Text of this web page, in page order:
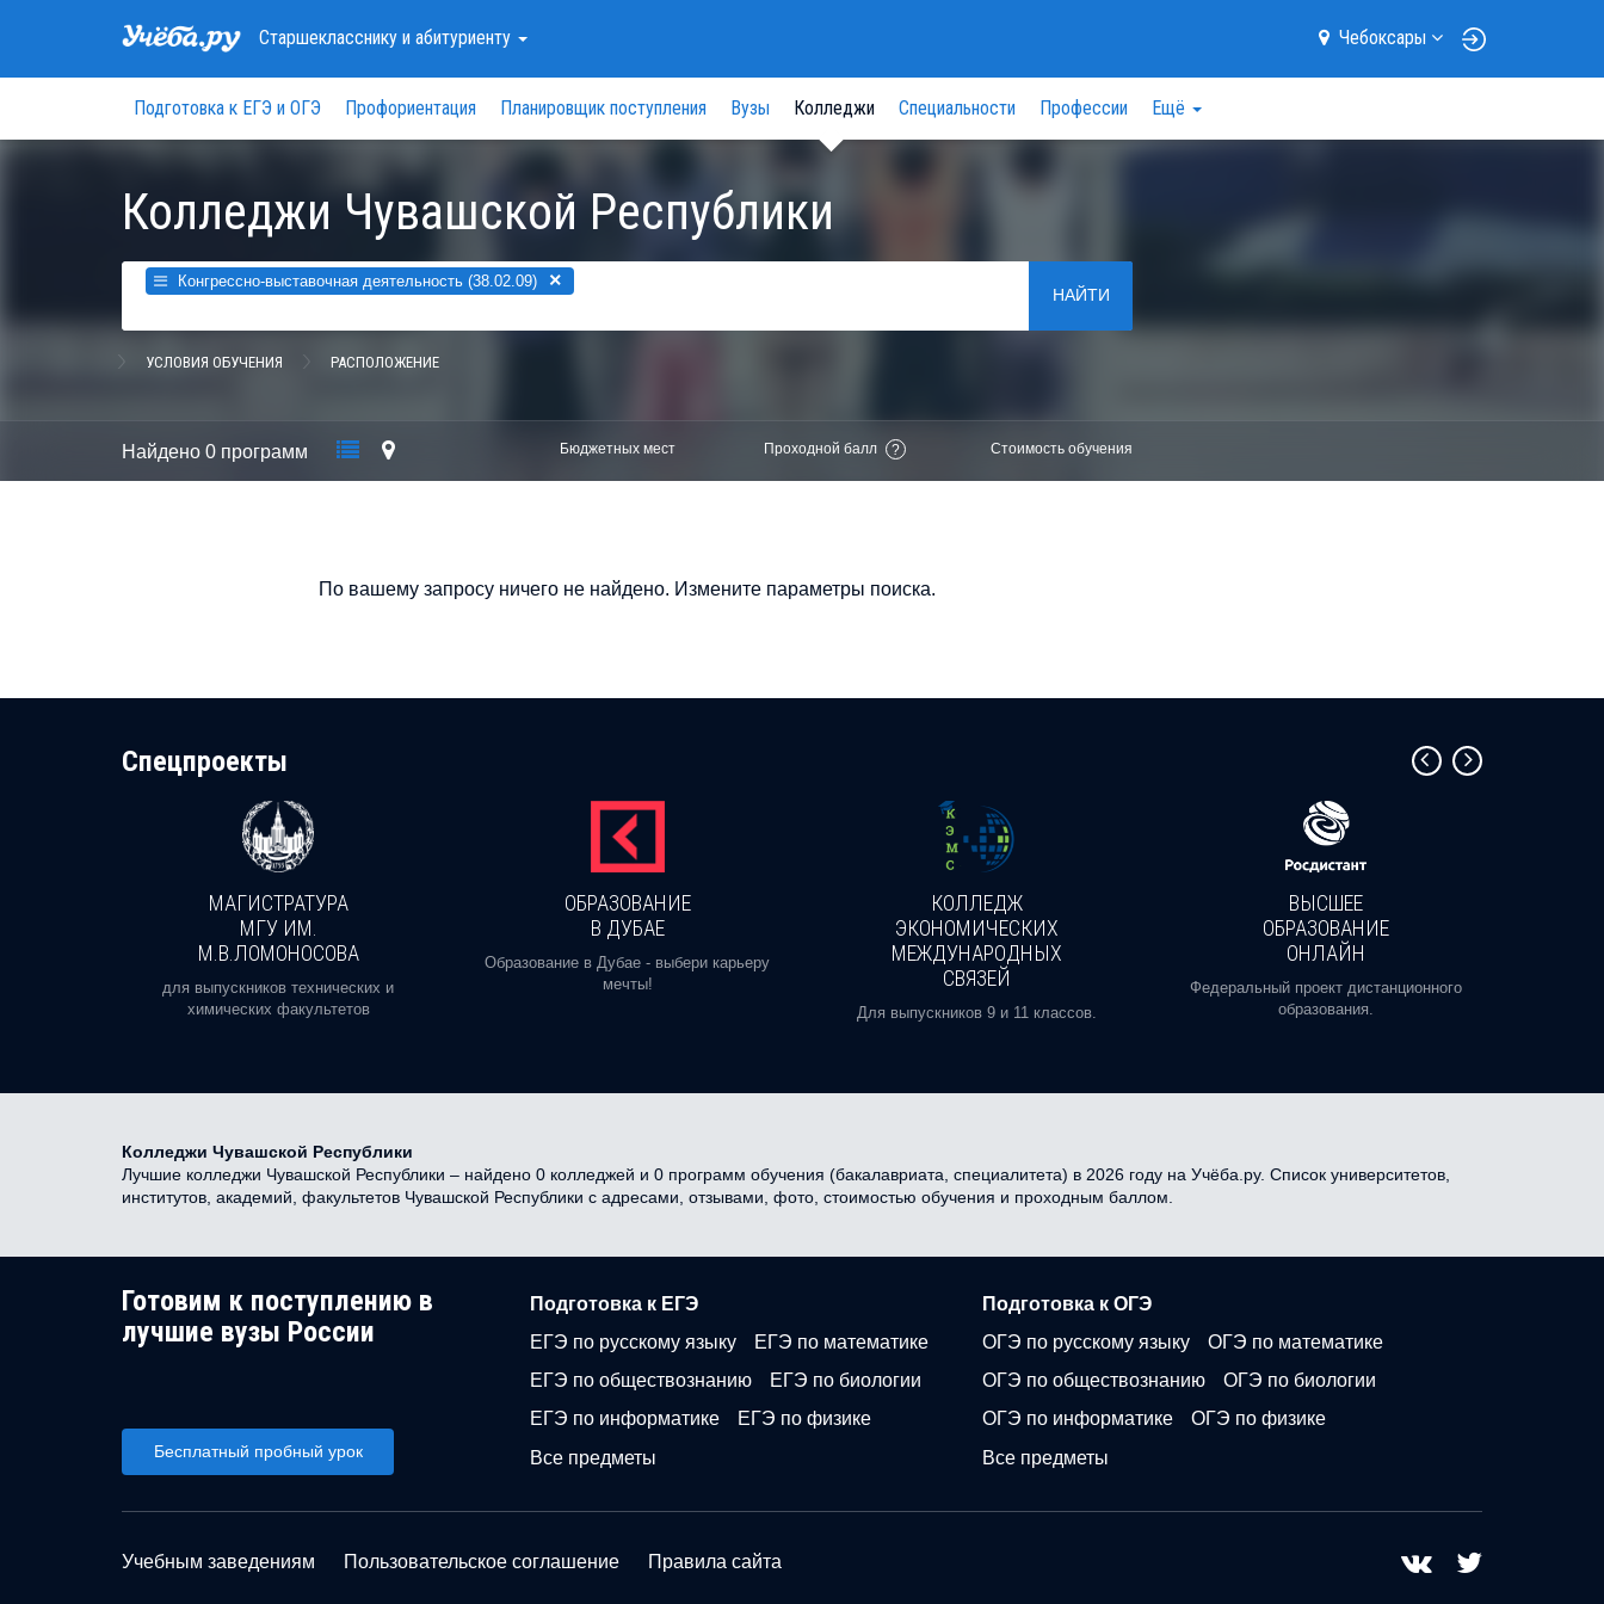
Старшеклассникуи абитуриенту Чебоксары
Подготовка к ЕГЭ и ОГЭ Профориентация Планировщик поступления Вузы Колледжи Специальности Профессии Ещё
Колледжи Чувашской Республики
Конгрессно-выставочная деятельность (38.02.09) ×
НАЙТИ
УСЛОВИЯ ОБУЧЕНИЯ РАСПОЛОЖЕНИЕ
Найдено 0 программ Бюджетных мест Проходной балл ? Стоимость обучения
По вашему запросу ничего не найдено. Измените параметры поиска.
Cпецпроекты
МАГИСТРАТУРА
МГУ ИМ.
М.В.ЛОМОНОСОВА
для выпускников технических и
химических факультетов
ОБРАЗОВАНИЕ
В ДУБАЕ
Образование в Дубае - выбери карьеру
мечты!
КОЛЛЕДЖ
ЭКОНОМИЧЕСКИХ
МЕЖДУНАРОДНЫХ
СВЯЗЕЙ
Для выпускников 9 и 11 классов.
ВЫСШЕЕ
ОБРАЗОВАНИЕ
ОНЛАЙН
Федеральный проект дистанционного
образования.
Колледжи Чувашской Республики
Лучшие колледжи Чувашской Республики – найдено 0 колледжей и 0 программ обучения (бакалавриата, специалитета) в 2026 году на Учёба.ру. Список университетов,
институтов, академий, факультетов Чувашской Республики с адресами, отзывами, фото, стоимостью обучения и проходным баллом.
Готовим к поступлению в
лучшие вузы России
Бесплатный пробный урок
Подготовка к ЕГЭ
ЕГЭ по русскому языку
ЕГЭ по математике
ЕГЭ по обществознанию
ЕГЭ по биологии
ЕГЭ по информатике
ЕГЭ по физике
Все предметы
Подготовка к ОГЭ
ОГЭ по русскому языку
ОГЭ по математике
ОГЭ по обществознанию
ОГЭ по биологии
ОГЭ по информатике
ОГЭ по физике
Все предметы
Учебным заведениям Пользовательское соглашение Правила сайта